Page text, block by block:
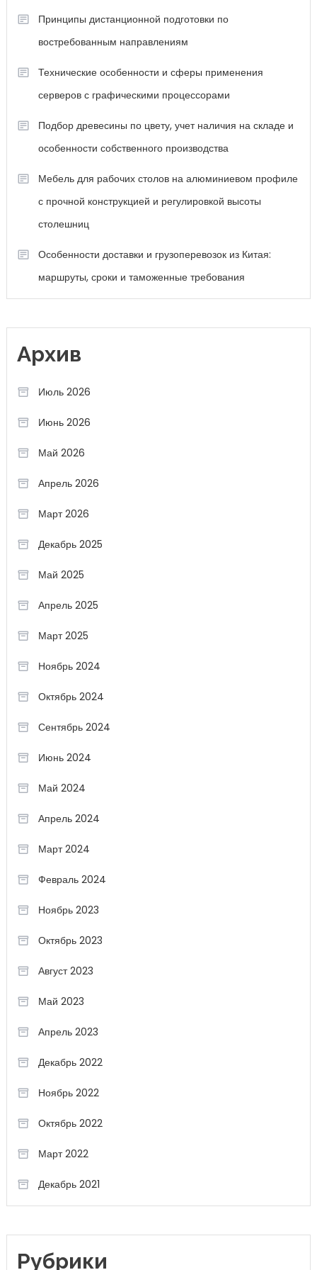
Принципы дистанционной подготовки по
востребованным направлениям
Технические особенности и сферы применения
серверов с графическими процессорами
Подбор древесины по цвету, учет наличия на складе и
особенности собственного производства
Мебель для рабочих столов на алюминиевом профиле
с прочной конструкцией и регулировкой высоты
столешниц
Особенности доставки и грузоперевозок из Китая:
маршруты, сроки и таможенные требования
Архив
Июль 2026
Июнь 2026
Май 2026
Апрель 2026
Март 2026
Декабрь 2025
Май 2025
Апрель 2025
Март 2025
Ноябрь 2024
Октябрь 2024
Сентябрь 2024
Июнь 2024
Май 2024
Апрель 2024
Март 2024
Февраль 2024
Ноябрь 2023
Октябрь 2023
Август 2023
Май 2023
Апрель 2023
Декабрь 2022
Ноябрь 2022
Октябрь 2022
Март 2022
Декабрь 2021
Рубрики